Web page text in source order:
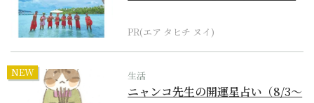
PR(エア タヒチ ヌイ)
NEW 生活
ニャンコ先生の開運星占い（8/3～